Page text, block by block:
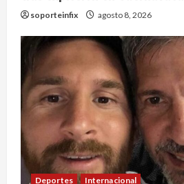
soporteinfix agosto 8, 2026
Deportes Internacional